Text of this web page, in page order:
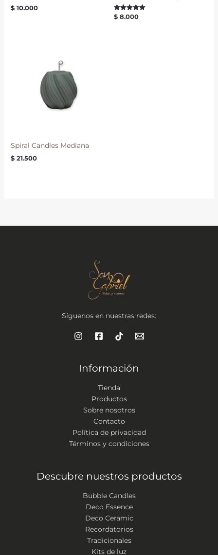
$10.000
Valorado con
5.00
$ 8.000
Spiral Candles Mediana
$21.500
Síguenos en nuestras redes:
Información
Tienda
Productos
Sobre nosotros
Contacto
Política de privacidad
Términos y condiciones
Descubre nuestros productos
Bubble Candles
Deco Essence
Deco Ceramic
Recordatorios
Tradicionales
Kits de luz